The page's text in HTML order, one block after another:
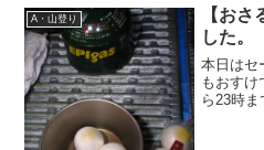
A・山登り
【お
した。
本日はセ
もおすけ
ら23時ま